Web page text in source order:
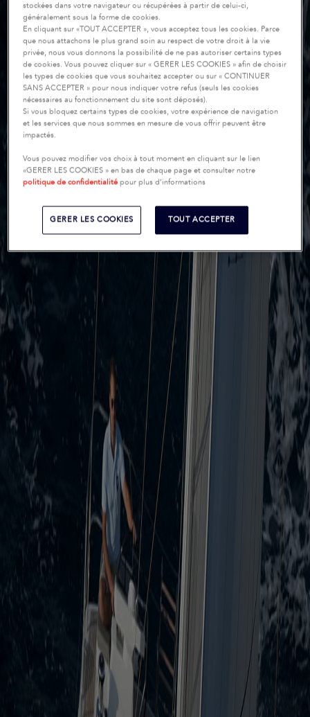
stockées dans votre navigateur ou récupérées à partir de celui-ci,
généralement sous la forme de cookies.
En cliquant sur «TOUT ACCEPTER », vous acceptez tous les cookies. Parce
que nous attachons le plus grand soin au respect de votre droit à la vie
privée, nous vous donnons la possibilité de ne pas autoriser certains types
de cookies. Vous pouvez cliquer sur « GERER LES COOKIES » afin de choisir
les types de cookies que vous souhaitez accepter ou sur « CONTINUER
SANS ACCEPTER » pour nous indiquer votre refus (seuls les cookies
nécessaires au fonctionnement du site sont déposés).
Si vous bloquez certains types de cookies, votre expérience de navigation
et les services que nous sommes en mesure de vous offrir peuvent être
impactés.
Vous pouvez modifier vos choix à tout moment en cliquant sur le lien
«GERER LES COOKIES » en bas de chaque page et consulter notre
politique de confidentialité pour plus d’informations
GERER LES COOKIES TOUT ACCEPTER